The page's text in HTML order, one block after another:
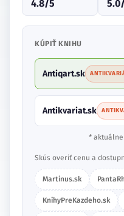
4.8/5
KÚPIŤ KNIHU
Antiqart.sk
Antikvariat.sk
*
Skús overiť cenu a
Martinus.sk
KnihyPreKazdeho.sk